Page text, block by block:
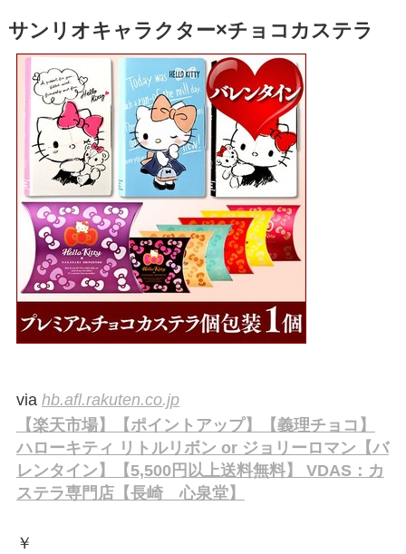
サンリオキャラクター×チョコカステラ
via hb.afl.rakuten.co.jp
【楽天市場】【ポイントアップ】【義理チョコ】
ハローキティ リトルリボン or ジョリーロマン【バ
レンタイン】【5,500円以上送料無料】 VDAS：カ
ステラ専門店【長崎 心泉堂】
￥